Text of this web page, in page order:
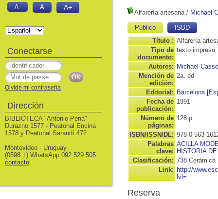
Alfarería artesana/ Michael
Público
ISBD
Título : Alfarería
Tipo de
documento:
texto impreso
Autores: Michael
Mención de
edición:
2a. ed
Editorial: Barcelona
Fecha de
publicación:
1991
Número de
páginas:
128 p
ISBN/ISSN/DL: 978-0-563-
Palabras
clave:
ACILLA
HISTORIA
Clasificación: 738 Cerámica
Link: http://
lvl=
Reserva
A- A A+
Conectarse
Olvidé mi contraseña
Dirección
BIBLIOTECA "Antonio Pena"
Durazno 1577 - Peatonal Encina
1578 y Peatonal Sarandí 472
Montevideo - Uruguay
(0598 +) WhatsApp 092 529 505
contacto